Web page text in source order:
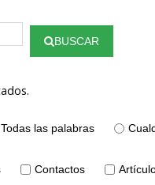
BUSCAR
Todas las palabras
Contactos